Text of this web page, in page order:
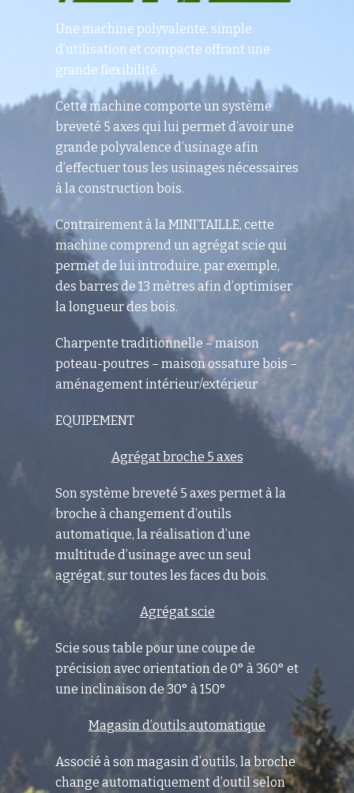
Une machine polyvalente, simple
d’utilisation et compacte offrant une
grande flexibilité.
Cette machine comporte un système
breveté 5 axes qui lui permet d’avoir une
grande polyvalence d’usinage afin
d’effectuer tous les usinages nécessaires
à la construction bois.
Contrairement à la MINI’TAILLE, cette
machine comprend un agrégat scie qui
permet de lui introduire, par exemple,
des barres de 13 mètres afin d’optimiser
la longueur des bois.
Charpente traditionnelle – maison
poteau-poutres – maison ossature bois –
aménagement intérieur/extérieur
EQUIPEMENT
Agrégat broche 5 axes
Son système breveté 5 axes permet à la
broche à changement d’outils
automatique, la réalisation d’une
multitude d’usinage avec un seul
agrégat, sur toutes les faces du bois.
Agrégat scie
Scie sous table pour une coupe de
précision avec orientation de 0° à 360° et
une inclinaison de 30° à 150°
Magasin d’outils automatique
Associé à son magasin d’outils, la broche
change automatiquement d’outil selon